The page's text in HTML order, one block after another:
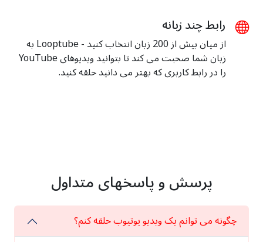
رابط چند زبانه
از میان بیش از 200 زبان انتخاب کنید - Looptube به
زبان شما صحبت می کند تا بتوانید ویدیوهای YouTube
را در رابط کاربری که بهتر می دانید حلقه کنید.
پرسش و پاسخهای متداول
چگونه می توانم یک ویدیو یوتیوب حلقه کنم؟